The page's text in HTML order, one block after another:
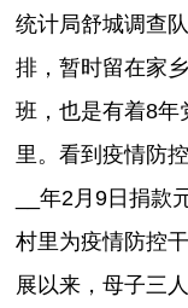
统计局舒城调查
排，暂时留在家
班，也是有着8年
里。看到疫情防
__年2月9日捐
村里为疫情防控
展以来，母子三